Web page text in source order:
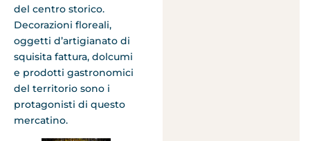
del centro storico.
Decorazioni floreali,
oggetti d’artigianato di
squisita fattura, dolcumi
e prodotti gastronomici
del territorio sono i
protagonisti di questo
mercatino.